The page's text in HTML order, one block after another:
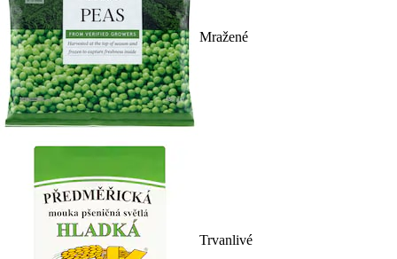
Mražené
Trvanlivé